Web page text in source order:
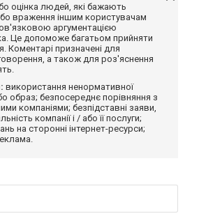
оцінка людей, які бажають
враження іншим користувачам
аргументацією
Це допоможе багатьом прийняти
Коментарі призначені для
а також для роз'яснення
використання ненормативної
образ; безпосереднє порівняння з
компаніями; безпідставні заяви,
компанії і / або її послуги;
на сторонні інтернет-ресурси;